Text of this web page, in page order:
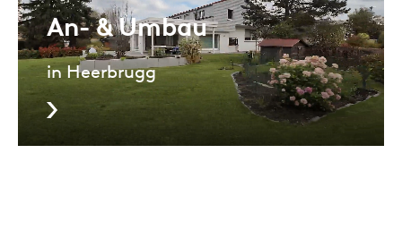
An- & Umbau
in Heerbrugg